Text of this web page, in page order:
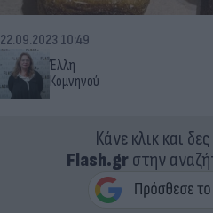
Έλλη
Κομνηνού
22.09.2023 10:49
Κάνε κλικ και
Flash.grστην